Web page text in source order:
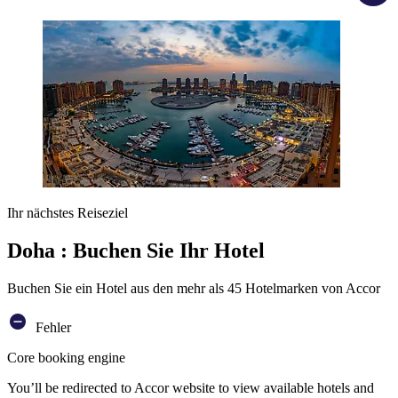
Ihr nächstes Reiseziel
Doha : Buchen Sie Ihr Hotel
Buchen Sie ein Hotel aus den mehr als 45 Hotelmarken von Accor
Fehler
Core booking engine
You’ll be redirected to Accor website to view available hotels and